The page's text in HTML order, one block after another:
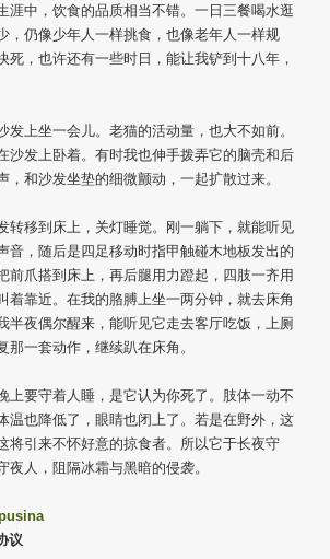
涯中，饮食的品质相当不错。一日三餐喝水逛
，仍像少年人一样挑食，也像老年人一样规
死，也许还有一些时日，能让我铲到十八年，
发上坐一会儿。老猫的活动量，也大不如前。
沙发上卧着。有时我也伸手拨弄它的脑壳和后
，和沙发坐垫的细微颤动，一起扩散过来。
转移到床上，关灯睡觉。刚一躺下，就能听见
音，随后是四足移动时指甲触碰木地板发出的
前爪搭到床上，再后腿用力蹬起，四肢一齐用
着靠近。在我的胳膊上坐一两分钟，就去床角
半夜偶尔醒来，能听见它走去客厅吃饭，上厕
那一套动作，继续趴在床角。
上要守着人睡，是它认为你死了。肢体一动不
温也降低了，眼睛也闭上了。若是在野外，这
将引来不怀好意的掠食者。所以它于长夜守
夜人，阻隔冰霜与黑暗的侵袭。
议